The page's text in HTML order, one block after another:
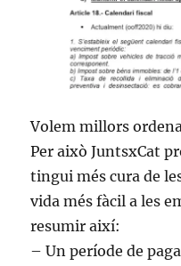
Volem millors
Per això JuntsxCat
tingui més cura de
vida més fàcil a les
resumir així:
– Un període de